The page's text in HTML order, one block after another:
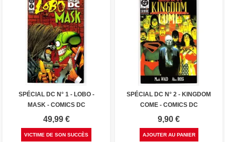
SPÉCIAL DC N° 1 - LOBO -
MASK - COMICS DC
Prix
49,99 €
VICTIME DE SON SUCCÈS
SPÉCIAL DC N° 2 - KINGDOM
COME - COMICS DC
Prix
9,90 €
AJOUTER AU PANIER